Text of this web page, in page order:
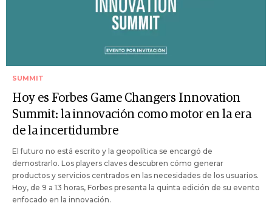
SUMMIT
Hoy es Forbes Game Changers Innovation
Summit: la innovación como motor en la era
de la incertidumbre
El futuro no está escrito y la geopolítica se encargó de
demostrarlo. Los players claves descubren cómo generar
productos y servicios centrados en las necesidades de los usuarios.
Hoy, de 9 a 13 horas, Forbes presenta la quinta edición de su evento
enfocado en la innovación.